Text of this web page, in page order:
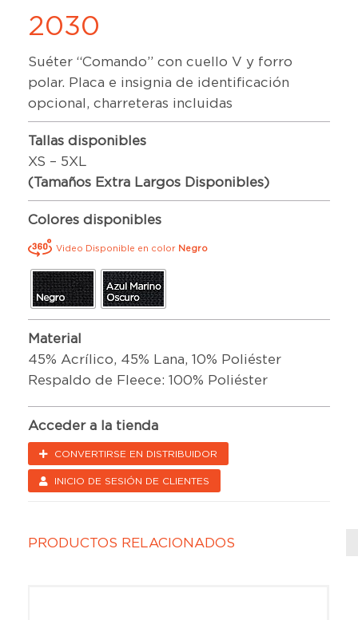
2030
Suéter “Comando” con cuello V y forro
polar. Placa e insignia de identificación
opcional, charreteras incluidas
Tallas disponibles
XS – 5XL
(Tamaños Extra Largos Disponibles)
Colores disponibles
Video Disponible en color Negro
Material
45% Acrílico, 45% Lana, 10% Poliéster
Respaldo de Fleece: 100% Poliéster
Acceder a la tienda
CONVERTIRSE EN DISTRIBUIDOR
INICIO DE SESIÓN DE CLIENTES
PRODUCTOS RELACIONADOS